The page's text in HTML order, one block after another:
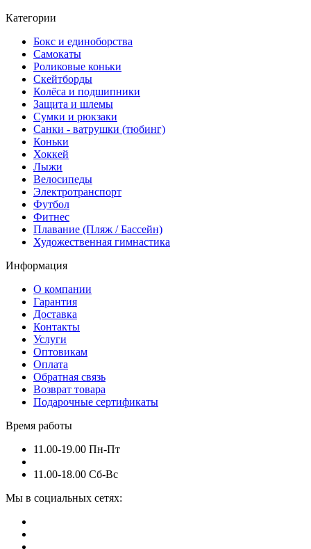
Категории
Бокс и единоборства
Самокаты
Роликовые коньки
Скейтборды
Колёса и подшипники
Защита и шлемы
Сумки и рюкзаки
Санки - ватрушки (тюбинг)
Коньки
Хоккей
Лыжи
Велосипеды
Электротранспорт
Футбол
Фитнес
Плавание (Пляж / Бассейн)
Художественная гимнастика
Информация
О компании
Гарантия
Доставка
Контакты
Услуги
Оптовикам
Оплата
Обратная связь
Возврат товара
Подарочные сертификаты
Время работы
11.00-19.00 Пн-Пт
11.00-18.00 Сб-Вс
Мы в социальных сетях: